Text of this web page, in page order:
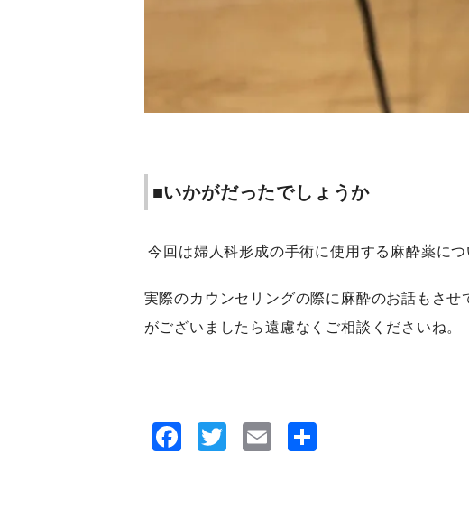
■いかがだったでしょうか
今回は婦人科形成の手術に使用する麻酔薬につ
実際のカウンセリングの際に麻酔のお話もさ
がございましたら遠慮なくご相談くださいね。
Facebook
TwitterEmail